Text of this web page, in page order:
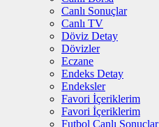
Canlı Sonuçlar
Canlı TV
Döviz Detay
Dövizler
Eczane
Endeks Detay
Endeksler
Favori İçeriklerim
Favori İçeriklerim
Futbol Canlı Sonuçlar